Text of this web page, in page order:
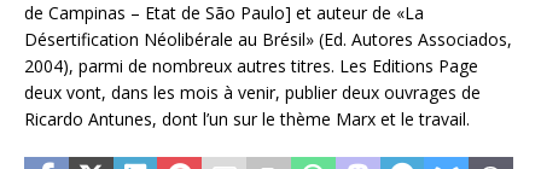
de Campinas – Etat de São Paulo] et auteur de «La
Désertification Néolibérale au Brésil» (Ed. Autores Associados,
2004), parmi de nombreux autres titres. Les Editions Page
deux vont, dans les mois à venir, publier deux ouvrages de
Ricardo Antunes, dont l’un sur le thème Marx et le travail.